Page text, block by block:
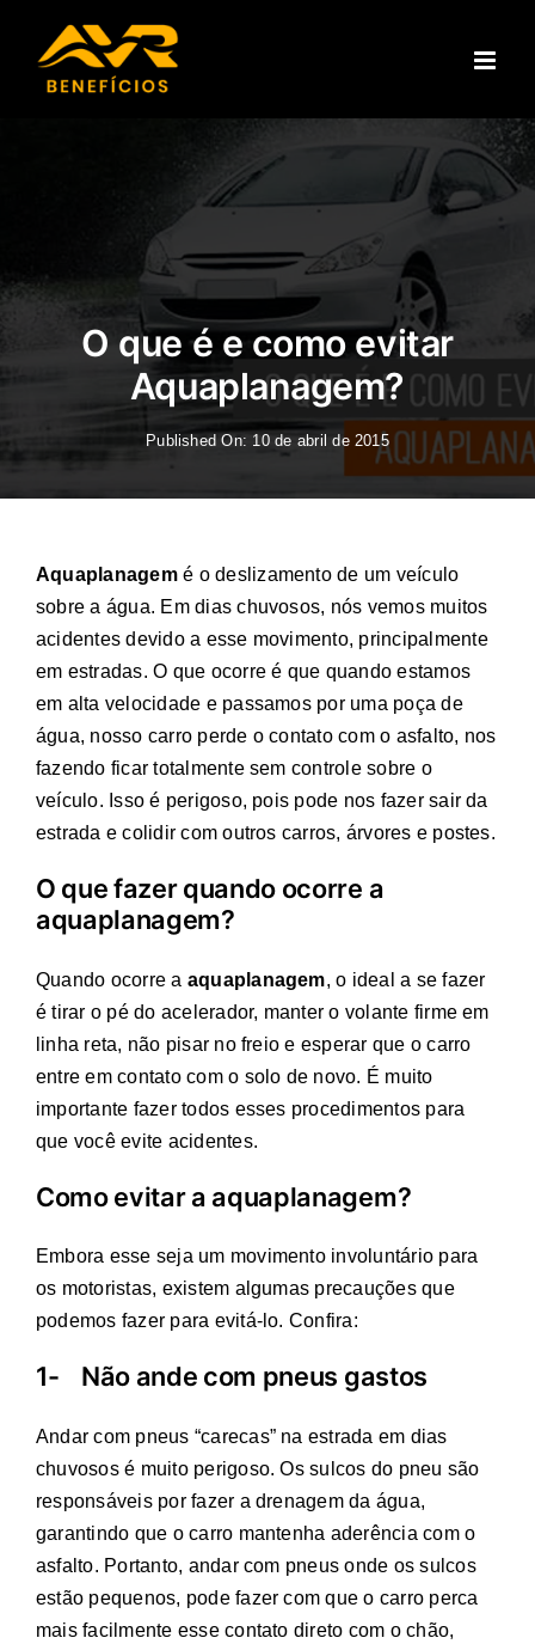
O que é e como evitar
Aquaplanagem?
Published On: 10 de abril de 2015
Aquaplanagemé o deslizamento de um veículo
sobre a água. Em dias chuvosos, nós vemos muitos
acidentes devido a esse movimento, principalmente
em estradas. O que ocorre é que quando estamos
em alta velocidade e passamos por uma poça de
água, nosso carro perde o contato com o asfalto, nos
fazendo ficar totalmente sem controle sobre o
veículo. Isso é perigoso, pois pode nos fazer sair da
estrada e colidir com outros carros, árvores e postes.
O que fazer quando ocorre a
aquaplanagem?
Quando ocorre a aquaplanagem, o ideal a se fazer
é tirar o pé do acelerador, manter o volante firme em
linha reta, não pisar no freio e esperar que o carro
entre em contato com o solo de novo. É muito
importante fazer todos esses procedimentos para
que você evite acidentes.
Como evitar a aquaplanagem?
Embora esse seja um movimento involuntário para
os motoristas, existem algumas precauções que
podemos fazer para evitá-lo. Confira:
1- Não ande com pneus gastos
Andar com pneus “carecas” na estrada em dias
chuvosos é muito perigoso. Os sulcos do pneu são
responsáveis por fazer a drenagem da água,
garantindo que o carro mantenha aderência com o
asfalto. Portanto, andar com pneus onde os sulcos
estão pequenos, pode fazer com que o carro perca
mais facilmente esse contato direto com o chão,